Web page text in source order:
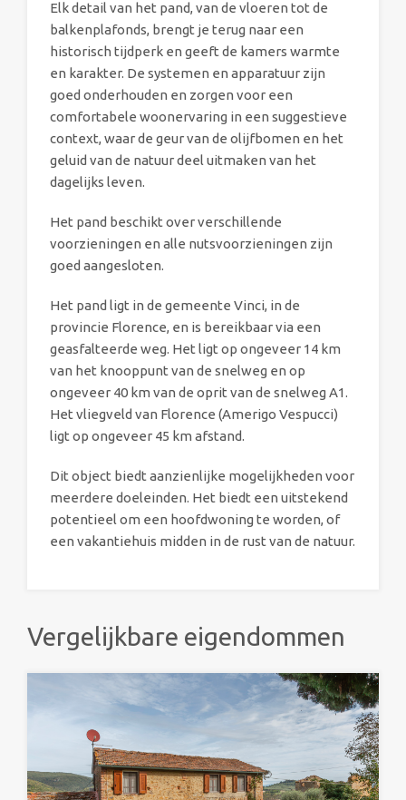
Elk detail van het pand, van de vloeren tot de
balkenplafonds, brengt je terug naar een
historisch tijdperk en geeft de kamers warmte
en karakter. De systemen en apparatuur zijn
goed onderhouden en zorgen voor een
comfortabele woonervaring in een suggestieve
context, waar de geur van de olijfbomen en het
geluid van de natuur deel uitmaken van het
dagelijks leven.
Het pand beschikt over verschillende
voorzieningen en alle nutsvoorzieningen zijn
goed aangesloten.
Het pand ligt in de gemeente Vinci, in de
provincie Florence, en is bereikbaar via een
geasfalteerde weg. Het ligt op ongeveer 14 km
van het knooppunt van de snelweg en op
ongeveer 40 km van de oprit van de snelweg A1.
Het vliegveld van Florence (Amerigo Vespucci)
ligt op ongeveer 45 km afstand.
Dit object biedt aanzienlijke mogelijkheden voor
meerdere doeleinden. Het biedt een uitstekend
potentieel om een hoofdwoning te worden, of
een vakantiehuis midden in de rust van de natuur.
Vergelijkbare eigendommen